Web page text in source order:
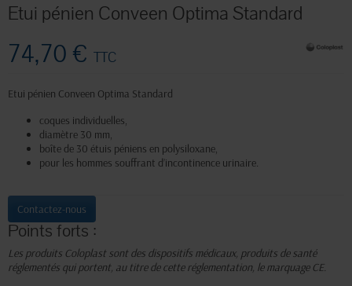
Etui pénien Conveen Optima Standard
74,70 € TTC
Etui pénien Conveen Optima Standard
coques individuelles,
diamètre 30 mm,
boîte de 30 étuis péniens en polysiloxane,
pour les hommes souffrant d’incontinence urinaire.
Contactez-nous
Points forts :
Les produits Coloplast sont des dispositifs médicaux, produits de santé
réglementés qui portent, au titre de cette réglementation, le marquage CE.